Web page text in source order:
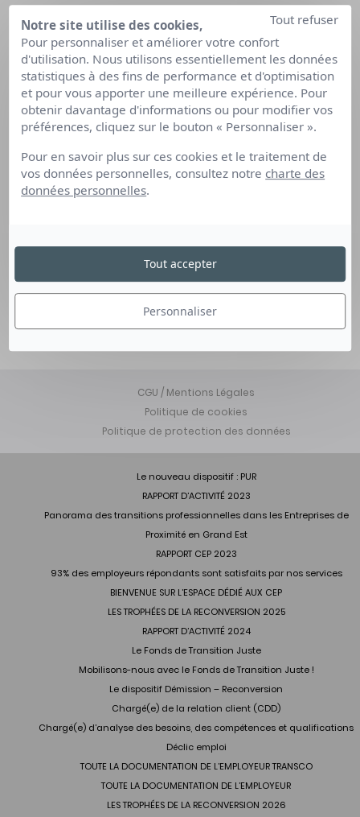
Notre expertise
Nous découvrir
Rejoignez-nous
Articles de blog
Actualités
Les questions que vous vous posez
Prenons contact
Retrouvez-nous sur
CGU / Mentions Légales
Politique de cookies
Politique de protection des données
Le nouveau dispositif : PUR
RAPPORT D’ACTIVITÉ 2023
Panorama des transitions professionnelles dans les Entreprises de
Proximité en Grand Est
RAPPORT CEP 2023
93% des employeurs répondants sont satisfaits par nos services
BIENVENUE SUR L’ESPACE DÉDIÉ AUX CEP
LES TROPHÉES DE LA RECONVERSION 2025
RAPPORT D’ACTIVITÉ 2024
Le Fonds de Transition Juste
Mobilisons-nous avec le Fonds de Transition Juste !
Le dispositif Démission – Reconversion
Chargé(e) de la relation client (CDD)
Chargé(e) d’analyse des besoins, des compétences et qualifications
Déclic emploi
TOUTE LA DOCUMENTATION DE L’EMPLOYEUR TRANSCO
TOUTE LA DOCUMENTATION DE L’EMPLOYEUR
LES TROPHÉES DE LA RECONVERSION 2026
Notre site utilise des cookies,
Pour personnaliser et améliorer votre confort
d'utilisation. Nous utilisons essentiellement les données
statistiques à des fins de performance et d'optimisation
et pour vous apporter une meilleure expérience. Pour
obtenir davantage d'informations ou pour modifier vos
préférences, cliquez sur le bouton « Personnaliser ».
Pour en savoir plus sur ces cookies et le traitement de
vos données personnelles, consultez notre charte des
données personnelles.
Personnaliser
Tout refuser
Tout accepter